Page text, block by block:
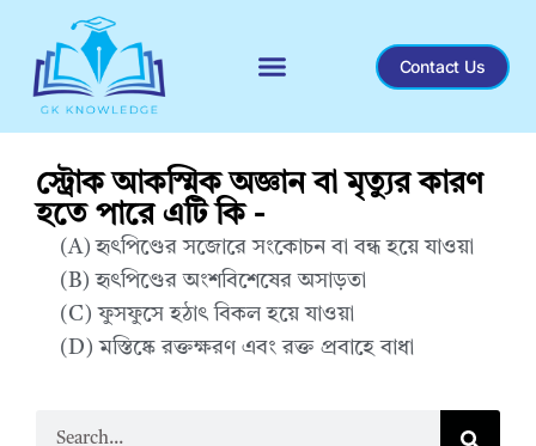
Contact Us
স্ট্রোক আকস্মিক অজ্ঞান বা মৃত্যুর কারণ
হতে পারে এটি কি -
(A) হৃৎপিণ্ডের সজোরে সংকোচন বা বন্ধ হয়ে যাওয়া
(B) হৃৎপিণ্ডের অংশবিশেষের অসাড়তা
(C) ফুসফুসে হঠাৎ বিকল হয়ে যাওয়া
(D) মস্তিষ্কে রক্তক্ষরণ এবং রক্ত প্রবাহে বাধা